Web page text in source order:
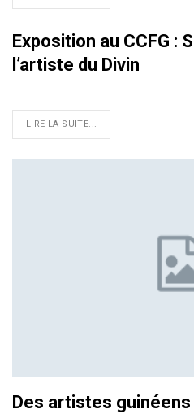
Exposition au CCFG :
l’artiste du Divin
LIRE LA SUITE...
Des artistes